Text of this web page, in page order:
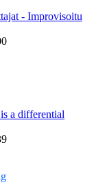
- Improvisoitu
a differential